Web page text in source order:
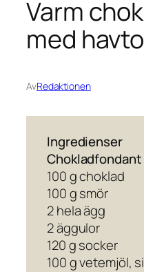
Varm
med
AvRedaktionen
Ingredienser
Chokladfondant
100 g choklad
100 g smör
2 hela ägg
2 äggulor
120 g socker
100 g vetemjöl,